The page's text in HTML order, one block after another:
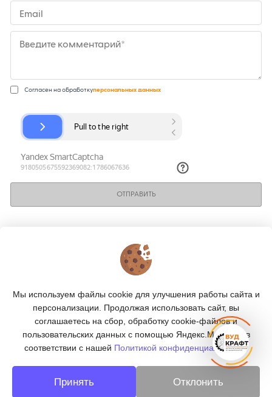
Email
Введите комментарий*
Согласен на обработкуперсональных данных
ОТПРАВИТЬ
КАТАЛОГ
ПОДПИСКА
Мы используем файлы cookie для улучшения работы сайта и
персонализации. Продолжая использовать сайт, вы
соглашаетесь на сбор, обработку cookie-файлов и
пользовательских данных с помощью Яндекс.Метрика, в
соответствии с нашей Политикой конфиденциальности.
Принять Отклонить